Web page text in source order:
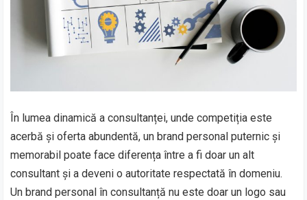
În lumea dinamică a consultanței, unde competiția este
acerbă și oferta abundentă, un brand personal puternic și
memorabil poate face diferența între a fi doar un alt
consultant și a deveni o autoritate respectată în domeniu.
Un brand personal în consultanță nu este doar un logo sau